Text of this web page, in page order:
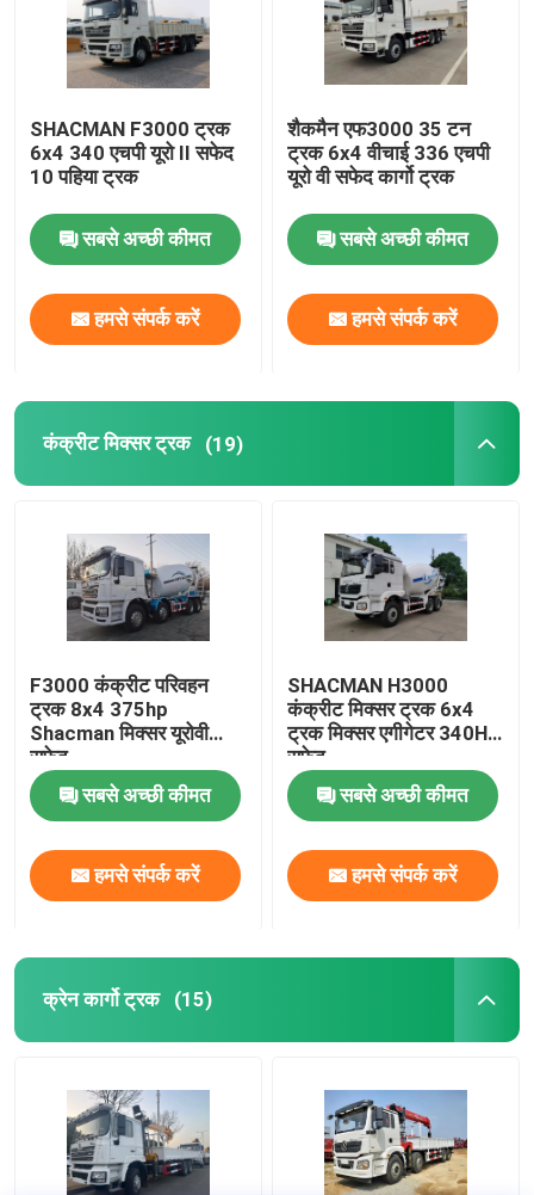
SHACMAN F3000 ट्रक
6x4 340 एचपी यूरो II सफेद
10 पहिया ट्रक
सबसे अच्छी कीमत
हमसे संपर्क करें
शैकमैन एफ3000 35 टन
ट्रक 6x4 वीचाई 336 एचपी
यूरो वी सफेद कार्गो ट्रक
सबसे अच्छी कीमत
हमसे संपर्क करें
कंक्रीट मिक्सर ट्रक (19)
F3000 कंक्रीट परिवहन
ट्रक 8x4 375hp
Shacman मिक्सर यूरोवी
सफेद
सबसे अच्छी कीमत
हमसे संपर्क करें
SHACMAN H3000
कंक्रीट मिक्सर ट्रक 6x4
ट्रक मिक्सर एगीगेटर 340HP
सफेद
सबसे अच्छी कीमत
हमसे संपर्क करें
क्रेन कार्गो ट्रक (15)